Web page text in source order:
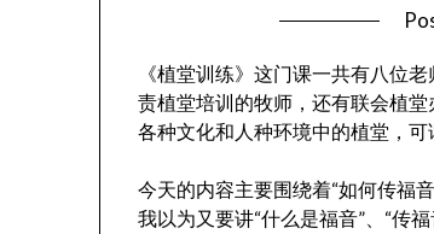
《植堂训练》这门课一共有八位
责植堂培训的牧师，还有联会植
各种文化和人种环境中的植堂，
今天的内容主要围绕着“如何传福
我以为又要讲“什么是福音”、“传